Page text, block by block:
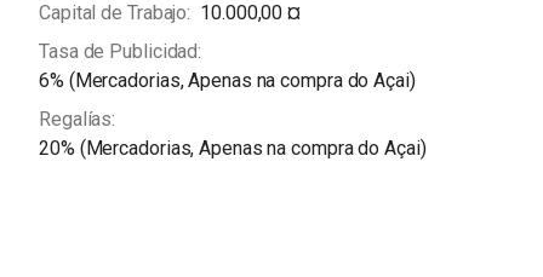
oferecendo um produto saudável, de qualidade e com um
sólido e investe em sustentabilidade e inovação, o que
Capital de Trabajo
10.000,00 ¤
Tasa de Publicidad
6% (Mercadorias, Apenas na compra do Açai)
Regalías
20% (Mercadorias, Apenas na compra do Açai)